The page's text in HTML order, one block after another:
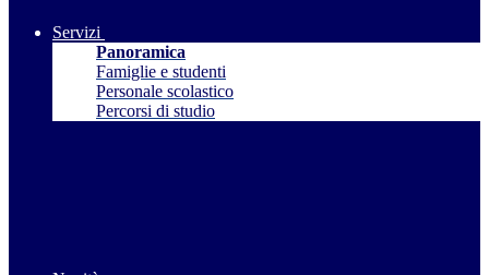
Servizi
Panoramica
Famiglie e studenti
Personale scolastico
Percorsi di studio